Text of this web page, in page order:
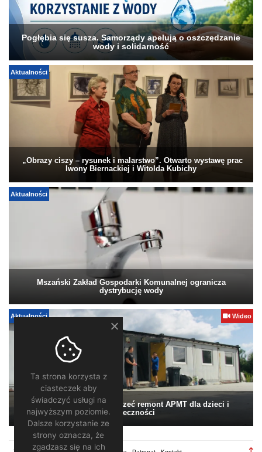
Pogłębia się susza. Samorządy apelują o oszczędzanie
wody i solidarność
Aktualności
„Obrazy ciszy – rysunek i malarstwo”. Otwarto wystawę prac
Iwony Biernackiej i Witolda Kubichy
Aktualności
Mszański Zakład Gospodarki Komunalnej ogranicza
dystrybucję wody
Aktualności Wideo
Pomagamy. Warto wesprzeć remont APMT dla dzieci i
społeczności
Ta strona korzysta z
ciasteczek aby
świadczyć usługi na
najwyższym poziomie.
Dalsze korzystanie ze
strony oznacza, że
zgadzasz się na ich